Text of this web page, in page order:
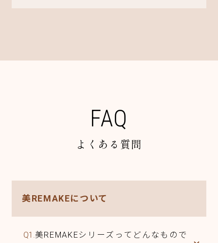
FAQ
よくある質問
美REMAKEについて
Q1.美REMAKEシリーズってどんなもので